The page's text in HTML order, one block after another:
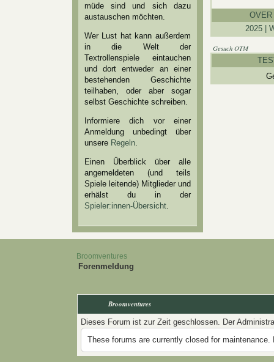
müde sind und sich dazu
austauschen möchten.
Wer Lust hat kann außerdem
in die Welt der
Textrollenspiele eintauchen
und dort entweder an einer
bestehenden Geschichte
teilhaben, oder aber sogar
selbst Geschichte schreiben.
Informiere dich vor einer
Anmeldung unbedingt über
unsere Regeln.
Einen Überblick über alle
angemeldeten (und teils
Spiele leitende) Mitglieder und
erhälst du in der
Spieler:innen-Übersicht.
OVER
2025 |
Gesuch OTM
Broomventures
Forenmeldung
Broomventures
Dieses Forum ist zur Zeit geschlossen. Der
These forums are currently closed for